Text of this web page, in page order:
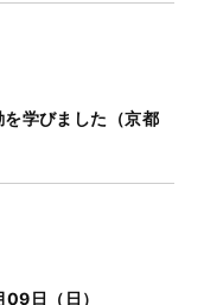
を学びました（京都
日（日）